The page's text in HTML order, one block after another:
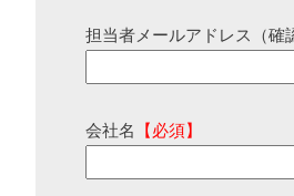
担当者メールアドレス（確
会社名 【必須】